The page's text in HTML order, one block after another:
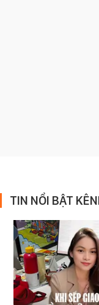
TIN NỔI BẬT